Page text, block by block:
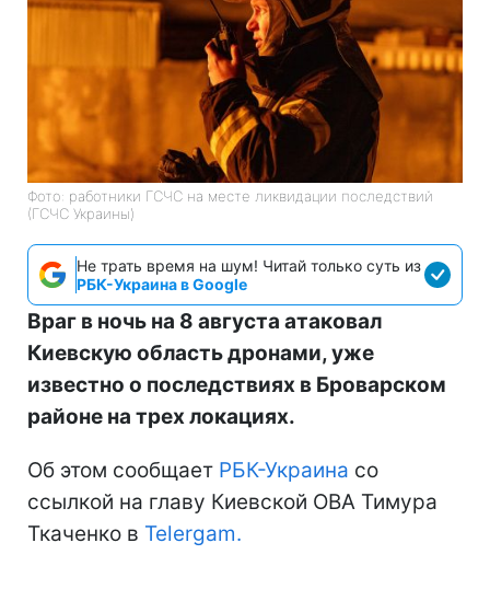
Фото: работники ГСЧС на месте ликвидации последствий
(ГСЧС Украины)
Не трать время на шум! Читай только суть из
РБК-Украина в Google
Враг в ночь на 8 августа атаковал
Киевскую область дронами, уже
известно о последствиях в Броварском
районе на трех локациях.
Об этом сообщает РБК-Украина со
ссылкой на главу Киевской ОВА Тимура
Ткаченко в Telergam.